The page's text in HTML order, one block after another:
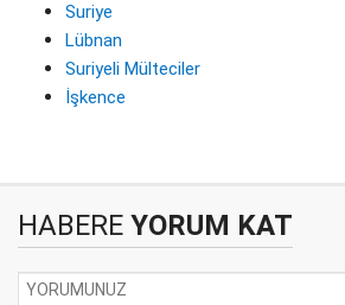
Suriye
Lübnan
Suriyeli Mülteciler
İşkence
HABERE YORUM KAT